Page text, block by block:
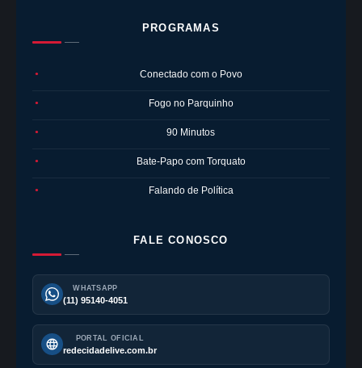
PROGRAMAS
● Conectado com o Povo
● Fogo no Parquinho
● 90 Minutos
● Bate-Papo com Torquato
● Falando de Política
FALE CONOSCO
WHATSAPP
(11) 95140-4051
PORTAL OFICIAL
redecidadelive.com.br